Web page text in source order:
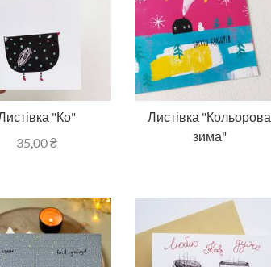
"Ко"
35,00₴
Листівка "Кольорова
зима"